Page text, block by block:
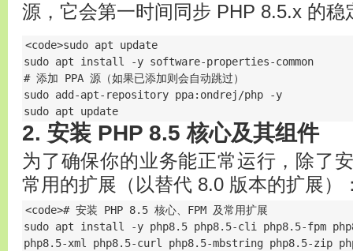
源，它会第一时间同步 PHP 8.5.x 的稳
<code>sudo apt update
sudo apt install -y software-properties-common
# 添加 PPA 源（如果已添加则会自动跳过）
sudo add-apt-repository ppa:ondrej/php -y
sudo apt update
2. 安装 PHP 8.5 核心及其组件
为了确保你的业务能正常运行，除了
常用的扩展（以替代 8.0 版本的扩展）
<code># 安装 PHP 8.5 核心、FPM 及常用扩展
sudo apt install -y php8.5 php8.5-cli php8.5-fpm
php8.5-xml php8.5-curl php8.5-mbstring php8.5-zip